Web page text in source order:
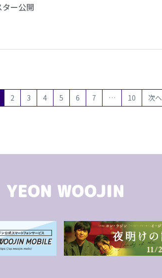
ー公開
(current)
2 3 4 5 6 7 … 10 次へ